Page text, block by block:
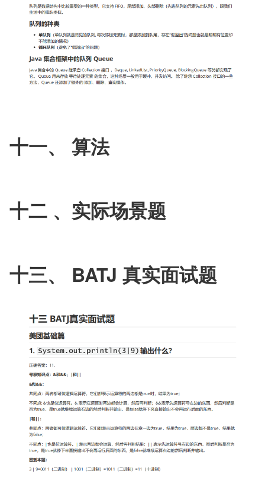
十一、 算法
十二 、实际场景题
十三、 BATJ 真实面试题